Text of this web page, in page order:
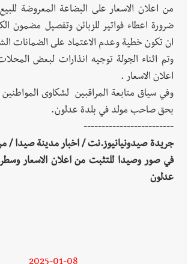
أخبار لبنان قراءات ومستجدات ومواقف في
الخميس 6-8-2026 : تصعيد ميداني في
تتعثر؟ | ثلاثة مسارات تتقدّم بوتيرة متفاوتة؟
مجدل زون؟
أخبار لبنان
مفكرة النشاطات الرسمية المقررة
الخميس 6-8-2026
أخبار لبنان
أسرار الصحف المحلية الصادرة في
من اعلان الاسعار على البضاعة المعروضة
ضرورة اعطاء فواتير للزبائن وتفصيل مضمون
ان تكون خطية وعدم الاعتماد على الضمانات
وتم اثناء الجولة توجيه انذارات لبعض
اعلان الاسعار .
وفي سياق متابعة المراقبين لشكاوى
بحق صاحب مولد في بلدة عدلون.
-------------------------
جريدة صيدونيانيوز.نت / اخبار مدينة صيدا /
في صور وصيدا للتثبت من اعلان الاسعار
عدلون